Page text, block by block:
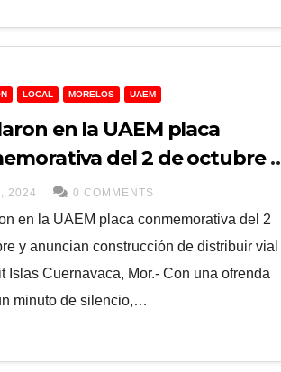
LOCAL MORELOS UAEM
en la UAEM placa
del 2 de octubre y
construcción de
vial
2024 0 COMMENTS
en la UAEM placa conmemorativa del 2
y anuncian construcción de distribuir vial
Islas Cuernavaca, Mor.- Con una ofrenda
minuto de silencio,…